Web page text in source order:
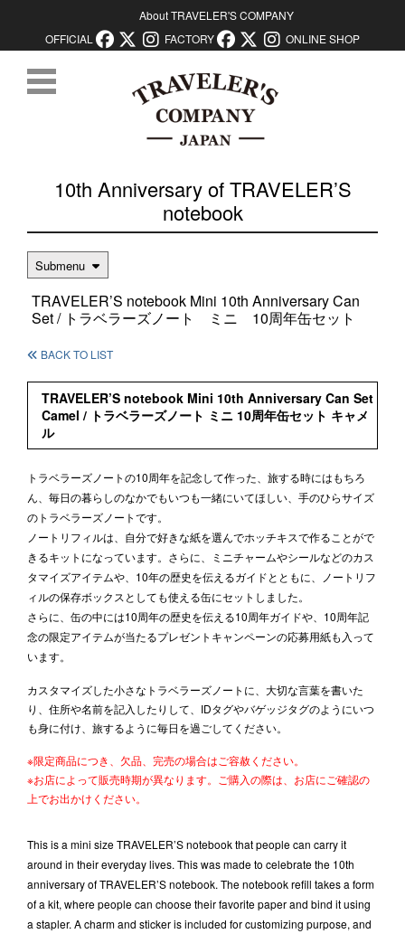
About TRAVELER'S COMPANY
OFFICIAL
FACTORY ONLINE SHOP
10th Anniversary of TRAVELER’S
notebook
Submenu
TRAVELER’S notebook Mini 10th Anniversary Can
Set / トラベラーズノート ミニ 10周年缶セット
BACK TO LIST
TRAVELER’S notebook Mini 10th Anniversary Can Set
Camel / トラベラーズノート ミニ 10周年缶セット キャメ
ル
トラベラーズノートの10周年を記念して作った、旅する時にはもちろ
ん、毎日の暮らしのなかでもいつも一緒にいてほしい、手のひらサイズ
のトラベラーズノートです。
ノートリフィルは、自分で好きな紙を選んでホッチキスで作ることがで
きるキットになっています。さらに、ミニチャームやシールなどのカス
タマイズアイテムや、10年の歴史を伝えるガイドとともに、ノートリフ
ィルの保存ボックスとしても使える缶にセットしました。
さらに、缶の中には10周年の歴史を伝える10周年ガイドや、10周年記
念の限定アイテムが当たるプレゼントキャンペーンの応募用紙も入って
います。
カスタマイズした小さなトラベラーズノートに、大切な言葉を書いた
り、住所や名前を記入したりして、IDタグやバゲッジタグのようにいつ
も身に付け、旅するように毎日を過ごしてください。
※限定商品につき、欠品、完売の場合はご容赦ください。
※お店によって販売時期が異なります。ご購入の際は、お店にご確認の
上でお出かけください。
This is a mini size TRAVELER’S notebook that people can carry it
around in their everyday lives. This was made to celebrate the 10th
anniversary of TRAVELER’S notebook. The notebook refill takes a form
of a kit, where people can choose their favorite paper and bind it using
a stapler. A charm and sticker is included for customizing purpose, and